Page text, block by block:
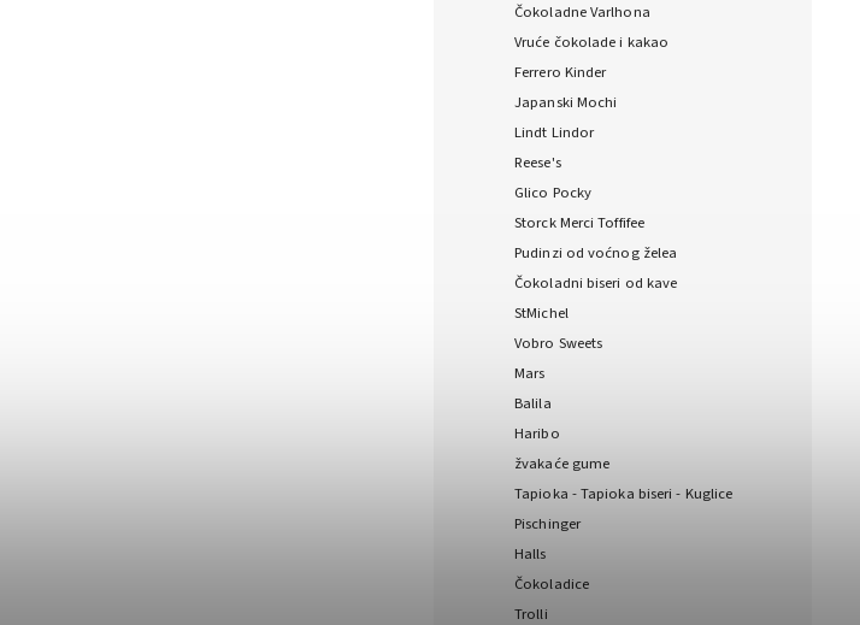
Čokoladne Varlhona
Vruće čokolade i kakao
Ferrero Kinder
Japanski Mochi
Lindt Lindor
Reese's
Glico Pocky
Storck Merci Toffifee
Pudinzi od voćnog želea
Čokoladni biseri od kave
StMichel
Vobro Sweets
Mars
Balila
Haribo
žvakaće gume
Tapioka - Tapioka biseri - Kuglice
Pischinger
Halls
Čokoladice
Trolli